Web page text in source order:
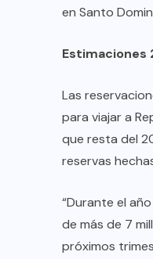
en Santo
Estimaciones
Las
para viajar a
que resta del
reservas
“Durante el
de más de 7
próximos